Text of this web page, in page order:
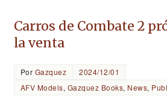
Carros de Combate 2
la venta
Por Gazquez
2024/12/01
AFV Models, Gazquez Books, News,